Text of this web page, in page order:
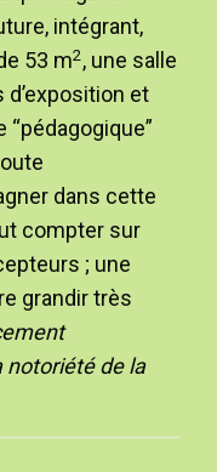
intégrant,
53 m2, une salle
et
“pédagogique”
dans cette
compter sur
; une
grandir très
notoriété de la